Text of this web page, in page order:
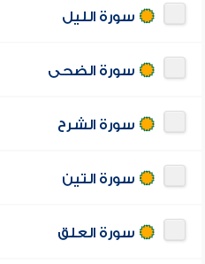
سورة الليل
سورة الضحى
سورة الشرح
سورة التين
سورة العلق